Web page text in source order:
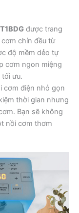
được trang
cơm chín đều từ
độ mềm dẻo tự
cơm ngon miệng
ưu.
cơm điện nhỏ gọn
thời gian nhưng
Bạn sẽ không
nồi cơm thơm